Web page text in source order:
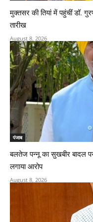
मुक्तसर की तियां में पहुंचीं डॉ.
तारीख
August 8, 2026
पंजाब
बलतेज पन्नू का सुखबीर बादल
लगाया आरोप
August 8, 2026